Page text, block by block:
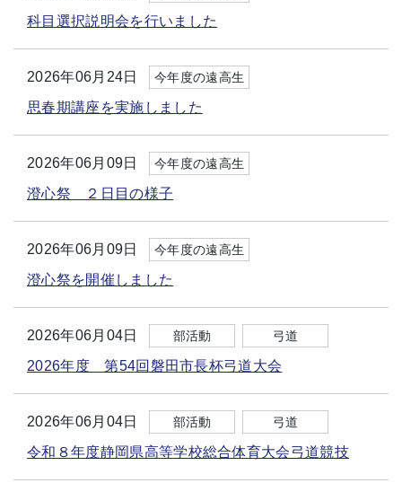
科目選択説明会を行いました
2026年06月24日 今年度の遠高生
思春期講座を実施しました
2026年06月09日 今年度の遠高生
澄心祭 ２日目の様子
2026年06月09日 今年度の遠高生
澄心祭を開催しました
2026年06月04日 部活動 弓道
2026年度 第54回磐田市長杯弓道大会
2026年06月04日 部活動 弓道
令和８年度静岡県高等学校総合体育大会弓道競技